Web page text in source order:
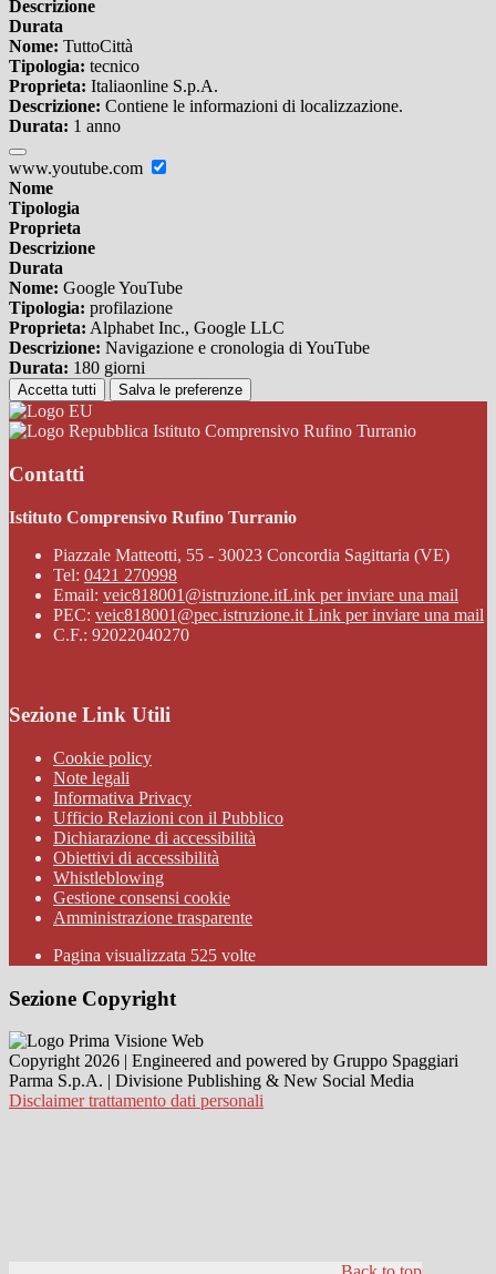
Descrizione
Durata
Nome: TuttoCittà
Tipologia: tecnico
Proprieta: Italiaonline S.p.A.
Descrizione: Contiene le informazioni di localizzazione.
Durata: 1 anno
www.youtube.com
Nome
Tipologia
Proprieta
Descrizione
Durata
Nome: Google YouTube
Tipologia: profilazione
Proprieta: Alphabet Inc., Google LLC
Descrizione: Navigazione e cronologia di YouTube
Durata: 180 giorni
Accetta tutti Salva le preferenze
Istituto Comprensivo Rufino Turranio
Contatti
Istituto Comprensivo Rufino Turranio
Piazzale Matteotti, 55 - 30023 Concordia Sagittaria (VE)
Tel: 0421 270998
Email: veic818001@istruzione.itLink per inviare una mail
PEC: veic818001@pec.istruzione.it Link per inviare una mail
C.F.: 92022040270
Sezione Link Utili
Cookie policy
Note legali
Informativa Privacy
Ufficio Relazioni con il Pubblico
Dichiarazione di accessibilità
Obiettivi di accessibilità
Whistleblowing
Gestione consensi cookie
Amministrazione trasparente
Pagina visualizzata 525 volte
Sezione Copyright
Copyright 2026 | Engineered and powered by Gruppo Spaggiari
Parma S.p.A. | Divisione Publishing & New Social Media
Disclaimer trattamento dati personali